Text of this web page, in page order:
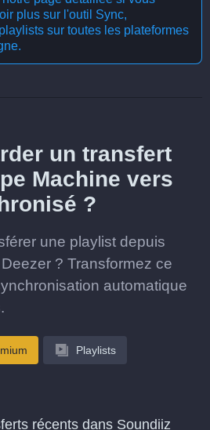
plus sur l'outil Sync,
sur toutes les plateformes
.
un transfert
Machine vers
?
une playlist depuis
? Transformez ce
automatique
Playlists
récents dans Soundiiz